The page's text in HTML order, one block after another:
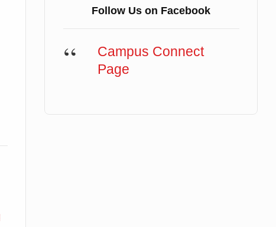
Follow Us on Facebook
Campus Connect
Page